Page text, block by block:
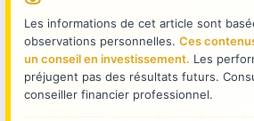
Les informations de cet article sont
observations personnelles. Ces
un conseil en investissement. Les
préjugent pas des résultats futurs.
conseiller financier professionnel.